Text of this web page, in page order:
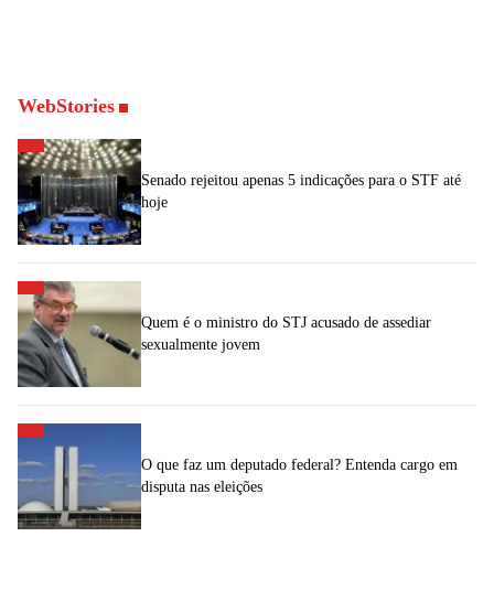
WebStories
Senado rejeitou apenas 5 indicações para o STF até
hoje
Quem é o ministro do STJ acusado de assediar
sexualmente jovem
O que faz um deputado federal? Entenda cargo em
disputa nas eleições